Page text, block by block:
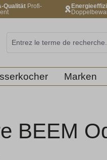
QualitätProfi-
Marken
BEEM